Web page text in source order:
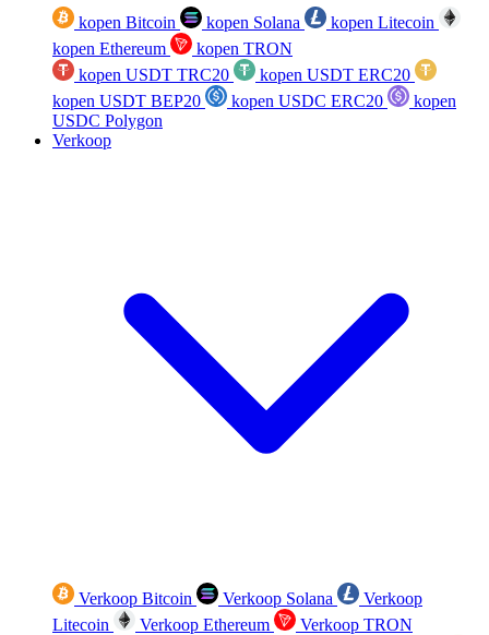
kopen Bitcoin kopen Solana
kopen Litecoin
kopen Ethereum
kopen TRON
kopen USDT TRC20
kopen USDT ERC20
kopen USDT BEP20
kopen USDC ERC20
kopen
USDC Polygon
Verkoop
Verkoop Bitcoin Verkoop Solana
Verkoop
Litecoin
Verkoop Ethereum
Verkoop TRON